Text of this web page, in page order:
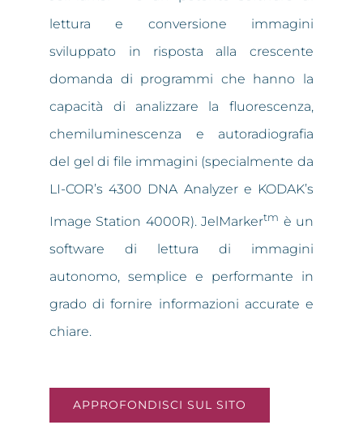
lettura e conversione immagini
sviluppato in risposta alla crescente
domanda di programmi che hanno la
capacità di analizzare la fluorescenza,
chemiluminescenza e autoradiografia
del gel di file immagini (specialmente da
LI-COR’s 4300 DNA Analyzer e KODAK’s
Image Station 4000R). JelMarkertm è un
software di lettura di immagini
autonomo, semplice e performante in
grado di fornire informazioni accurate e
chiare.
APPROFONDISCI SUL SITO